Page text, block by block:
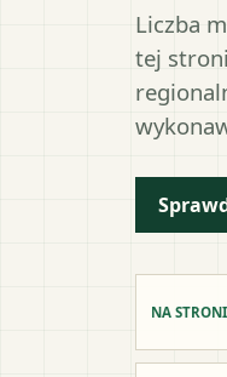
Liczba
tej
NA